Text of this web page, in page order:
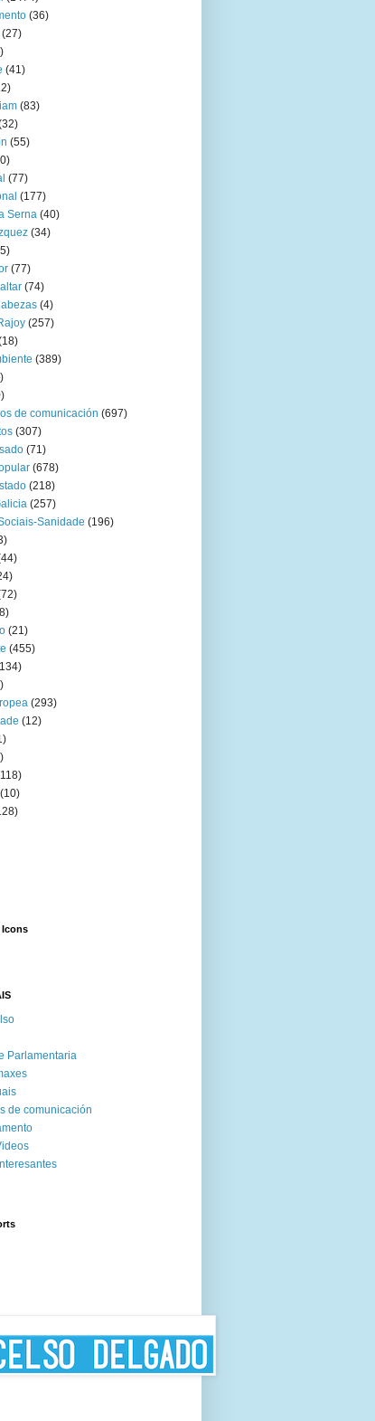
(36)
(27)
(41)
(83)
(55)
(77)
(177)
Serna (40)
(34)
(77)
(74)
(4)
(257)
(389)
de comunicación (697)
(307)
(71)
(678)
(218)
(257)
Sanidade (196)
(21)
(455)
(293)
(12)
(10)
Icons
Parlamentaria
de comunicación